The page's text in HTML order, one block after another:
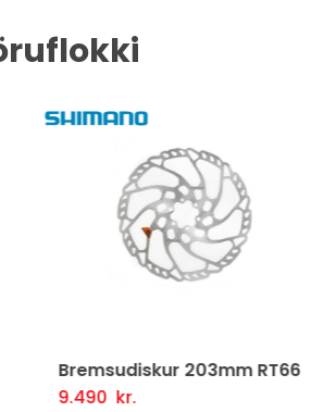
Bremsudiskur 203mm RT66
9.490kr.
Setja Í Körfu